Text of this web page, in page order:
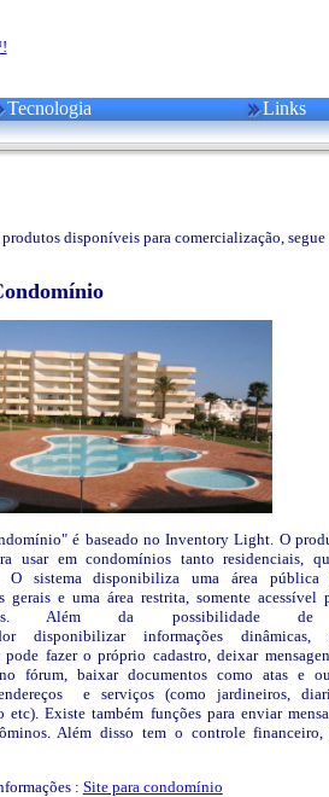
Tecnologia Links
disponíveis para comercialização,
é baseado no Inventory Light. O
usar em condomínios tanto residenciais,
O sistema disponibiliza uma área pública
gerais e uma área restrita, somente acessível
Além da possibilidade
disponibilizar informações dinâmicas,
fazer o próprio cadastro, deixar
fórum, baixar documentos como atas e
e serviços (como jardineiros,
etc). Existe também funções para enviar
Além disso tem o controle financeiro,
: Site para condomínio